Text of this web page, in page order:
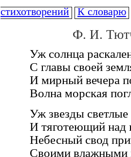
стихотворений К словарю
Ф. И.
Уж солнца
С главы своей
И мирный вечера
Волна морская
Уж звезды
И тяготеющий над
Небесный свод
Своими влажными